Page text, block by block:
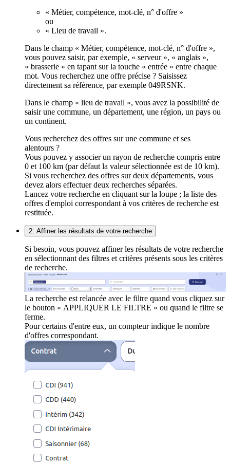
« Métier, compétence, mot-clé, n° d'offre »
ou
« Lieu de travail ».
Dans le champ « Métier, compétence, mot-clé, n° d'offre »,
vous pouvez saisir, par exemple, « serveur », « anglais »,
« brasserie » en tapant sur la touche « entrée » entre chaque
mot. Vous recherchez une offre précise ? Saisissez
directement sa référence, par exemple 049RSNK.
Dans le champ « lieu de travail », vous avez la possibilité de
saisir une commune, un département, une région, un pays ou
un continent.
Vous recherchez des offres sur une commune et ses
alentours ?
Vous pouvez y associer un rayon de recherche compris entre
0 et 100 km (par défaut la valeur sélectionnée est de 10 km).
Si vous recherchez des offres sur deux départements, vous
devez alors effectuer deux recherches séparées.
Lancez votre recherche en cliquant sur la loupe ; la liste des
offres d'emploi correspondant à vos critères de recherche est
restituée.
2. Affiner les résultats de votre recherche
Si besoin, vous pouvez affiner les résultats de votre recherche
en sélectionnant des filtres et critères présents sous les critères
de recherche.
La recherche est relancée avec le filtre quand vous cliquez sur
le bouton « APPLIQUER LE FILTRE » ou quand le filtre se
ferme.
Pour certains d'entre eux, un compteur indique le nombre
d'offres correspondant.